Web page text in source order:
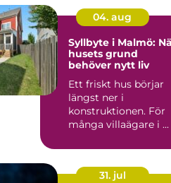
04. aug
Syllbyte i Malmö:
husets grund
behöver nytt liv
Ett friskt hus börjar
längst ner i
konstruktionen. För
många villaägare i ...
31. jul